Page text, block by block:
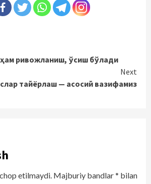
ривожланиш, ўсиш бўлади
Next
тайёрлаш — асосий вазифамиз
etilmaydi. Majburiy bandlar* bilan